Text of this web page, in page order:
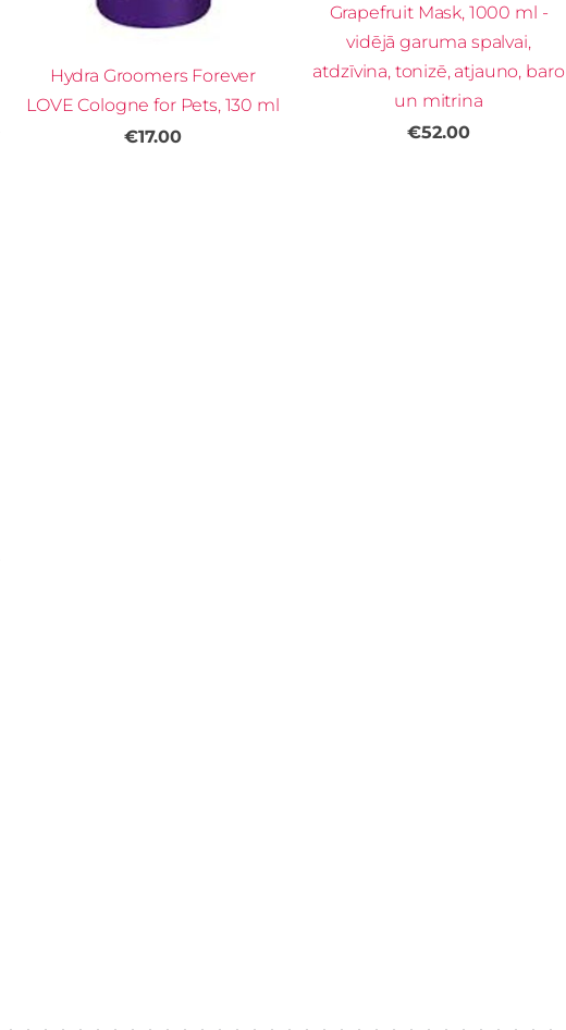
Hydra Groomers Forever
LOVE Cologne for Pets, 130 ml
€17.00
Grapefruit Mask, 1000 ml -
vidējā garuma spalvai,
atdzīvina, tonizē, atjauno, baro
un mitrina
€52.00